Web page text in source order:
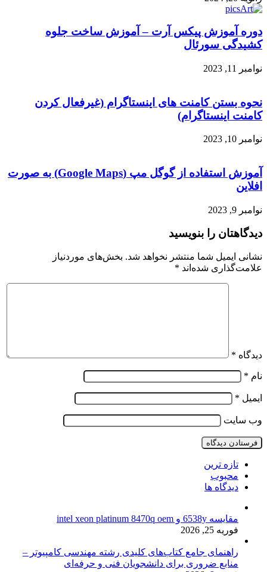
دوره آموزش پیکس آرت – آموزش ساخت جلوه
کشیدگی سورئال
نوامبر 11, 2023
نحوه بستن کامنت های اینستاگرام (غیرفعال کردن
کامنت اینستاگرام)
نوامبر 10, 2023
آموزش استفاده از گوگل مپ (Google Maps) به صورت
افلاین
نوامبر 9, 2023
دیدگاهتان را بنویسید
نشانی ایمیل شما منتشر نخواهد شد. بخش‌های موردنیاز
علامت‌گذاری شده‌اند *
دیدگاه *
نام *
ایمیل *
وب‌ سایت
تازه ترین
محبوب
دیدگاه ها
مقایسه 6538y و intel xeon platinum 8470q oem
فوریه 25, 2026
راهنمای جامع کتاب‌های کلیدی رشته مهندسی کامپیوتر –
منابع ضروری برای دانشجویان فنی و حرفه‌ای